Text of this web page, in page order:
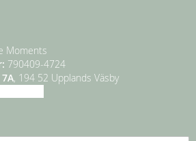
Moments
790409-4724
, 194 52 Upplands Väsby